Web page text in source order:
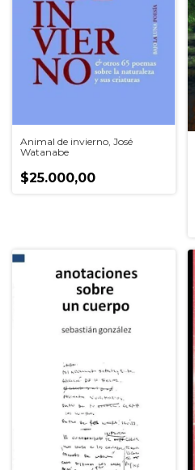
Animal de invierno, José
Watanabe
$25.000,00